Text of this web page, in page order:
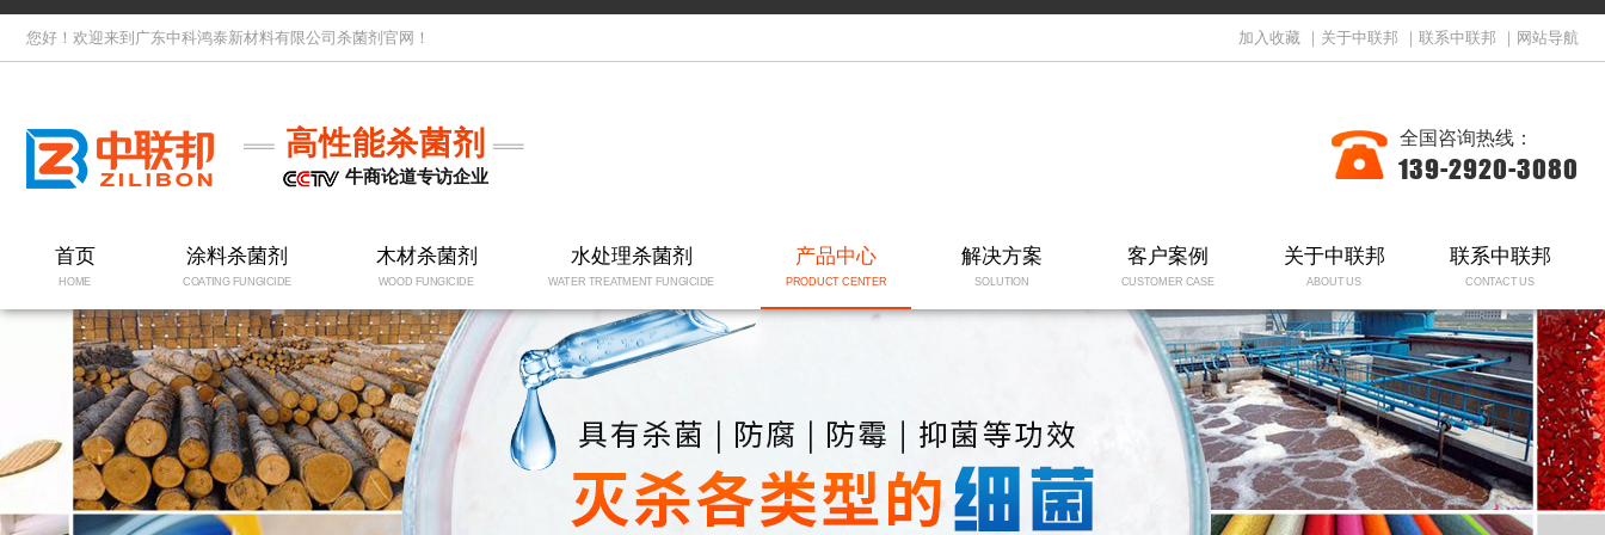
您好！欢迎来到广东中科鸿泰新材料有限公司杀菌剂官网！ 加入收藏 关于中联邦 联系中联邦 网站导航
高性能杀菌剂
牛商论道专访企业
全国咨询热线：
139-2920-3080
首页
HOME
涂料杀菌剂
COATING FUNGICIDE
木材杀菌剂
WOOD FUNGICIDE
水处理杀菌剂
WATER TREATMENT FUNGICIDE
产品中心
PRODUCT CENTER
解决方案
SOLUTION
客户案例
CUSTOMER CASE
关于中联邦
ABOUT US
联系中联邦
CONTACT US